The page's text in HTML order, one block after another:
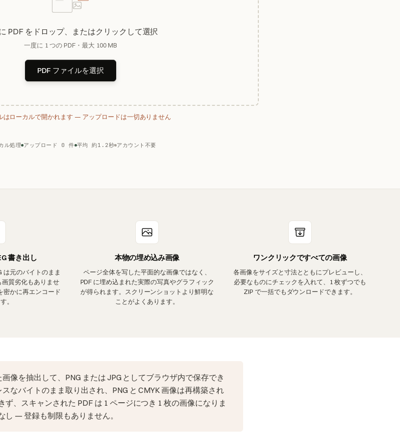
PDF をドロップ、またはクリックして選択
一度に 1 つの PDF・最大 100 MB
PDF ファイルを選択
はローカルで開かれます — アップロードは一切ありません
ル処理 アップロード 0 件 平均 約1.2秒 アカウント不要
書き出し
は元のバイトのまま
質劣化もありませ
密かに再エンコード
。
本物の埋め込み画像
ページ全体を写した平面的な画像ではなく、
PDF に埋め込まれた実際の写真やグラフィック
が得られます。スクリーンショットより鮮明な
ことがよくあります。
ワンクリックですべての画像
各画像をサイズと寸法とともにプレビューし、
必要なものにチェックを入れて、1 枚ずつでも
ZIP で一括でもダウンロードできます。
像を抽出して、PNG または JPG としてブラウザ内で保存でき
スなバイトのまま取り出され、PNG と CMYK 画像は再構築され
ず、スキャンされた PDF は 1 ページにつき 1 枚の画像になりま
し — 登録も制限もありません。